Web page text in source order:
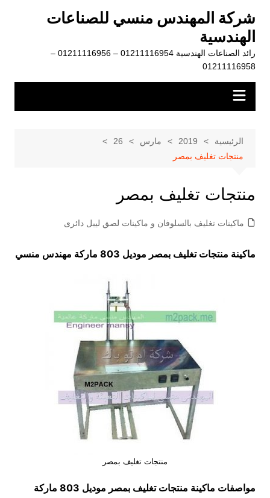
المحتوى
شركة المهندس منسي للصناعات
الهندسية
رائد الصناعات الهندسية 01211116954 – 01211116956 –
01211116958
الرئيسية 2019 مارس
26
منتجات تغليف بمصر
منتجات تغليف بمصر
ماكينات تغليف بالسلوفان و ماكينات لصق ليبل دائرى
ماكينة منتجات تغليف بمصر موديل 803 ماركة مهندس منسي
منتجات تغليف بمصر
مواصفات ماكينة منتجات تغليف بمصر
موديل 803 ماركة